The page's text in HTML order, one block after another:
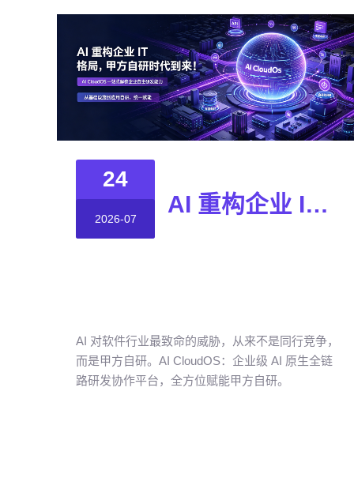
24
2026-07
AI 重构企业 IT 格局，甲方自研时代到来！
AI 对软件行业最致命的威胁，从来不是同行竞争，
而是甲方自研。AI CloudOS：企业级 AI 原生全链
路研发协作平台，全方位赋能甲方自研。